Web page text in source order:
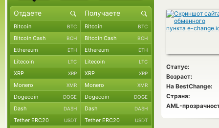
Статус:
Возраст:
На BestChange:
Страна:
AML-
Bitcoin BTC Bitcoin BTC
Bitcoin Cash BCH Bitcoin Cash BCH
Ethereum ETH Ethereum ETH
Litecoin LTC Litecoin LTC
XRP XRP XRP XRP
Monero XMR Monero XMR
Dogecoin DOGE Dogecoin DOGE
Dash DASH Dash DASH
Tether ERC20 USDT Tether ERC20 USDT